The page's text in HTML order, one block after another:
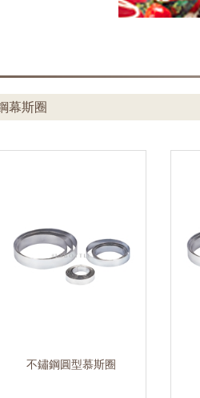
幕斯圈
不鏽鋼圓型慕斯圈